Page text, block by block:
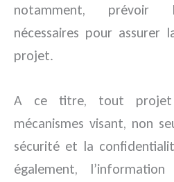
notamment, prévoir
nécessaires pour
projet.
A ce titre, tout projet
mécanismes visant, non
sécurité et la
également,